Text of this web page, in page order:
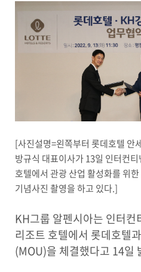
[사진설명=왼쪽부터 롯데호텔 안
방규식 대표이사가 13일 인터컨
호텔에서 관광 산업 활성화를 위
기념사진 촬영을 하고 있다.]
KH그룹 알펜시아는 인터컨
리조트 호텔에서 롯데호텔
(MOU)을 체결했다고 14일